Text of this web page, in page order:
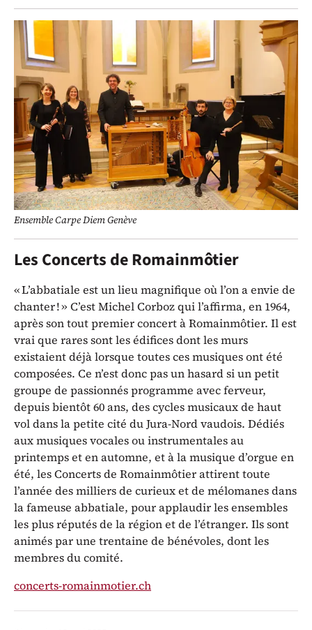
Ensemble Carpe Diem Genève
Les Concerts de Romainmôtier
« L’abbatiale est un lieu magnifique où l’on a envie de
chanter ! » C’est Michel Corboz qui l’affirma, en 1964,
après son tout premier concert à Romainmôtier. Il est
vrai que rares sont les édifices dont les murs
existaient déjà lorsque toutes ces musiques ont été
composées. Ce n’est donc pas un hasard si un petit
groupe de passionnés programme avec ferveur,
depuis bientôt 60 ans, des cycles musicaux de haut
vol dans la petite cité du Jura-Nord vaudois. Dédiés
aux musiques vocales ou instrumentales au
printemps et en automne, et à la musique d’orgue en
été, les Concerts de Romainmôtier attirent toute
l’année des milliers de curieux et de mélomanes dans
la fameuse abbatiale, pour applaudir les ensembles
les plus réputés de la région et de l’étranger. Ils sont
animés par une trentaine de bénévoles, dont les
membres du comité.
concerts-romainmotier.ch